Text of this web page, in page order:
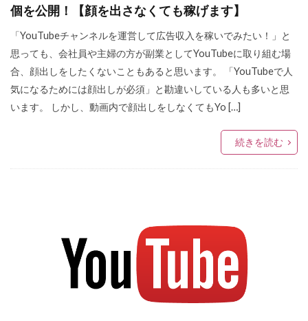
個を公開！【顔を出さなくても稼げます】
「YouTubeチャンネルを運営して広告収入を稼いでみたい！」と
思っても、会社員や主婦の方が副業としてYouTubeに取り組む場
合、顔出しをしたくないこともあると思います。 「YouTubeで人
気になるためには顔出しが必須」と勘違いしている人も多いと思
います。 しかし、動画内で顔出しをしなくてもYo […]
続きを読む